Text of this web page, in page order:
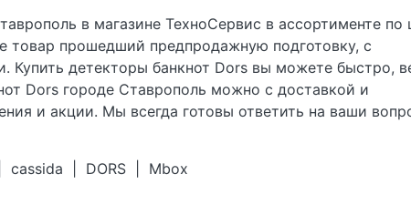
в магазине ТехноСервис в ассортименте по
товар прошедший предпродажную подготовку, с
Купить детекторы банкнот Dors вы можете быстро,
Dors городе Ставрополь можно с доставкой и
и акции. Мы всегда готовы ответить на ваши
cassida DORS
Mbox